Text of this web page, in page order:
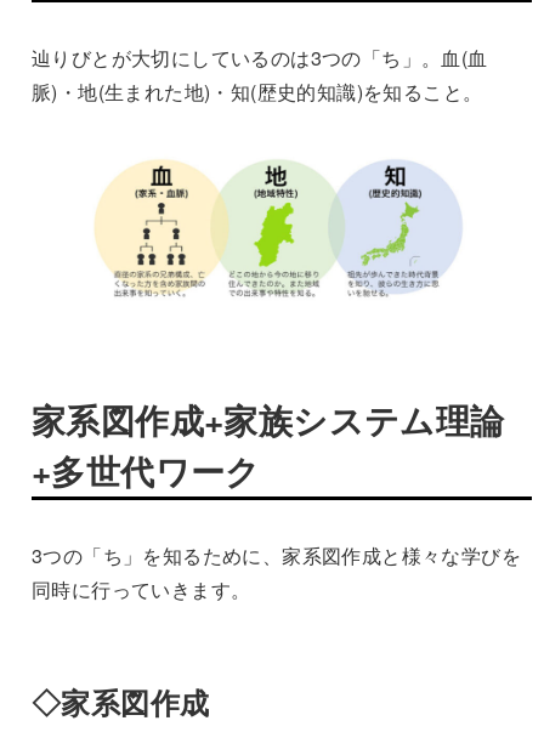
辿りびとが大切にしているのは3つの「ち」。血(血
脈)・地(生まれた地)・知(歴史的知識)を知ること。
家系図作成+家族システム理論
+多世代ワーク
3つの「ち」を知るために、家系図作成と様々な学びを
同時に行っていきます。
◇家系図作成